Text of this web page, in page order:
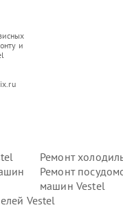
и
Ремонт
Ремонт
машин Vestel
Vestel